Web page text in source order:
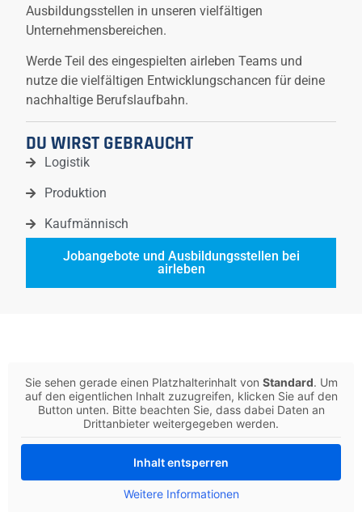
Ausbildungsstellen in unseren vielfältigen
Unternehmensbereichen.
Werde Teil des eingespielten airleben Teams und
nutze die vielfältigen Entwicklungschancen für deine
nachhaltige Berufslaufbahn.
DU WIRST GEBRAUCHT
Logistik
Produktion
Kaufmännisch
Jobangebote und Ausbildungsstellen bei
airleben
Sie sehen gerade einen Platzhalterinhalt von Standard. Um
auf den eigentlichen Inhalt zuzugreifen, klicken Sie auf den
Button unten. Bitte beachten Sie, dass dabei Daten an
Drittanbieter weitergegeben werden.
Inhalt entsperren
Weitere Informationen